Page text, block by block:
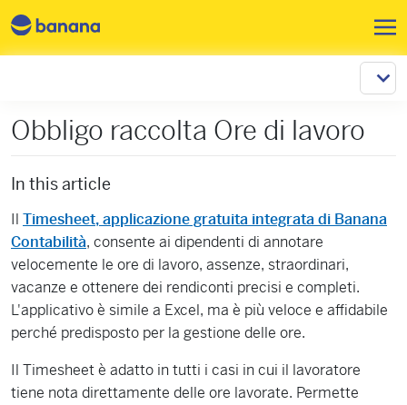
Obbligo raccolta Ore di lavoro
In this article
Il Timesheet, applicazione gratuita integrata di Banana
Contabilità, consente ai dipendenti di annotare
velocemente le ore di lavoro, assenze, straordinari,
vacanze e ottenere dei rendiconti precisi e completi.
L'applicativo è simile a Excel, ma è più veloce e affidabile
perché predisposto per la gestione delle ore.
Il Timesheet è adatto in tutti i casi in cui il lavoratore
tiene nota direttamente delle ore lavorate. Permette